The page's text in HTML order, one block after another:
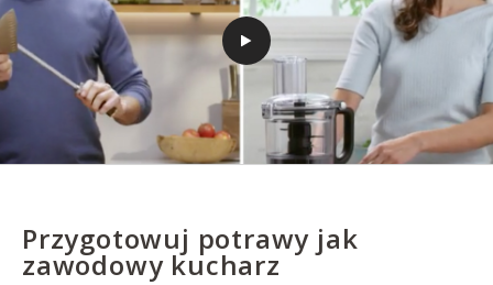
Przygotowuj potrawy jak
zawodowy kucharz